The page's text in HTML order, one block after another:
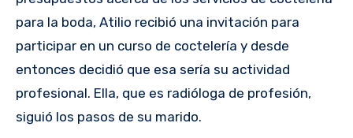
para la boda, Atilio recibió una invitación para
participar en un curso de coctelería y desde
entonces decidió que esa sería su actividad
profesional. Ella, que es radióloga de profesión,
siguió los pasos de su marido.